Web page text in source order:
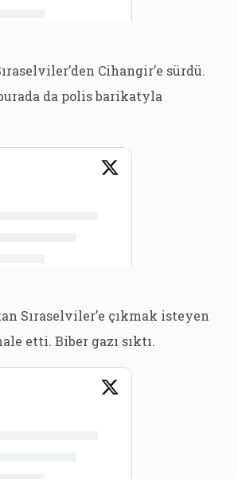
Cihangir’e sürdü.
da polis barikatyla
Sıraselviler’e çıkmak isteyen
etti. Biber gazı sıktı.